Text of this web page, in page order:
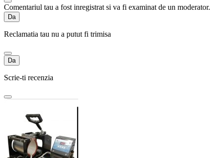
Comentariul tau a fost inregistrat si va fi examinat de un moderator.
Da
Reclamatia tau nu a putut fi trimisa
Da
Scrie-ti recenzia